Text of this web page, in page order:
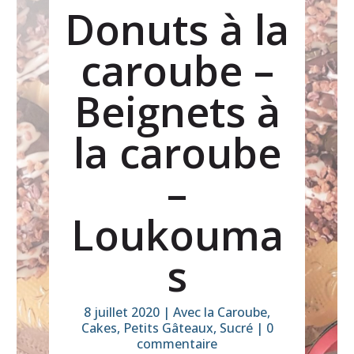
Donuts à la
caroube –
Beignets à
la caroube
–
Loukouma
s
8 juillet 2020 | Avec la Caroube,
Cakes, Petits Gâteaux, Sucré| 0
commentaire